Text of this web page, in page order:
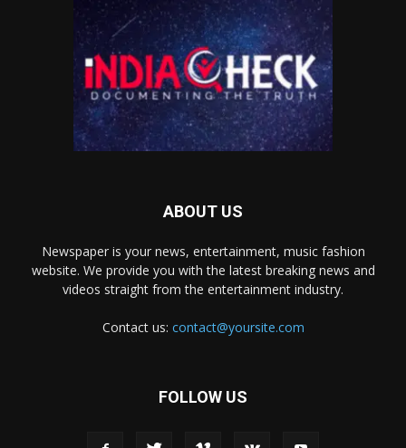
ABOUT US
Newspaper is your news, entertainment, music fashion
website. We provide you with the latest breaking news and
videos straight from the entertainment industry.
Contact us: contact@yoursite.com
FOLLOW US